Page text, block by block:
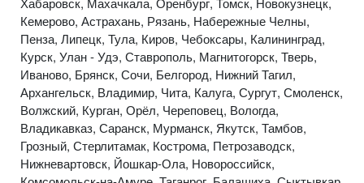
Кемерово, Астрахань, Рязань, Набережные Челны,
Пенза, Липецк, Тула, Киров, Чебоксары, Калининград,
Курск, Улан - Удэ, Ставрополь, Магнитогорск, Тверь,
Иваново, Брянск, Сочи, Белгород, Нижний Тагил,
Архангельск, Владимир, Чита, Калуга, Сургут, Смоленск,
Волжский, Курган, Орёл, Череповец, Вологда,
Владикавказ, Саранск, Мурманск, Якутск, Тамбов,
Грозный, Стерлитамак, Кострома, Петрозаводск,
Нижневартовск, Йошкар-Ола, Новороссийск,